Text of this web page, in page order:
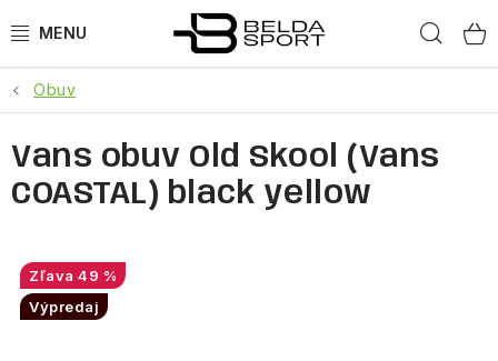
na
ŠPORTY
BEH
GOLDBERGH
OBLEČENIE
Obuv
Vans obuv Old Skool (Vans
COASTAL) black yellow
49 %
Výpredaj